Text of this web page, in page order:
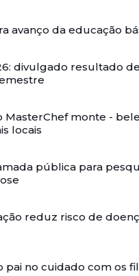
avanço da educação
divulgado resultado
MasterChef monte -
locais
pública para
reduz risco de
pai no cuidado com os